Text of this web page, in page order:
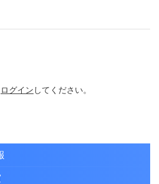
ログイン してください。